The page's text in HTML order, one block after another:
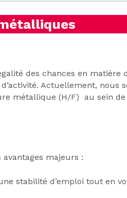
des chances en matière
Actuellement, nous
métallique (H/F) au sein
majeurs :
stabilité d’emploi tout en